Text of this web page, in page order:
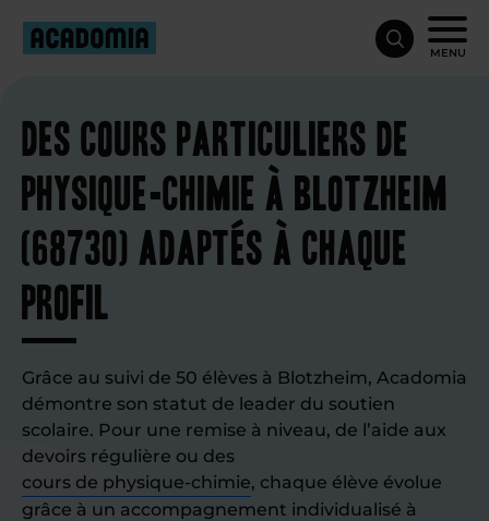
MENU
Des cours particuliers de
physique-chimie à Blotzheim
(68730) adaptés à chaque
profil
Grâce au suivi de 50 élèves à Blotzheim, Acadomia
démontre son statut de leader du soutien
scolaire. Pour une remise à niveau, de l’aide aux
devoirs régulière ou des
cours de physique-chimie, chaque élève évolue
grâce à un accompagnement individualisé à